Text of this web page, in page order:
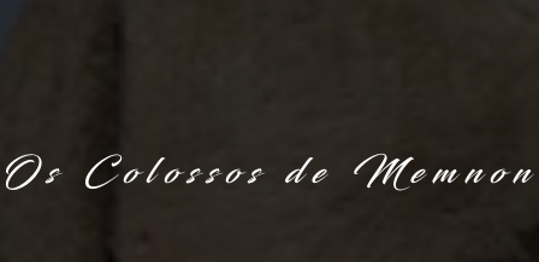
Os Colossos de Memnon